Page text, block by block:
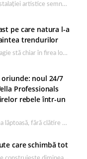
După prezentarea instalației artistice semnată de Catrinel Săbăciag în cadrul evenimentului de lansare HONOR Magic…
pe care natura l-a
trendurilor
Sunt locuri a căror magie stă chiar în firea lor naturală, iar Lacul Ursu din…
noul 24/7
Professionals
rebele într-un
Un leave in sub forma lăptoasă, fără clătire care completează rutina Ultimate Smooth și transformă…
care schimbă tot